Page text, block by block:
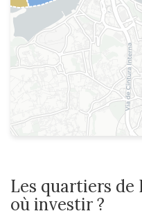
Les quartiers de
où investir ?